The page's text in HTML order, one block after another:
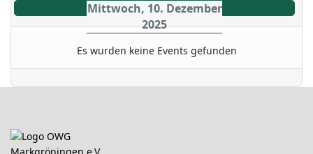
Mittwoch, 10. Dezember
2025
Es wurden keine Events gefunden